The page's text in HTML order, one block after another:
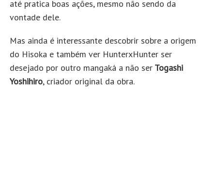
até pratica boas ações, mesmo não sendo da
vontade dele.
Mas ainda é interessante descobrir sobre a origem
do Hisoka e também ver HunterxHunter ser
desejado por outro mangaká a não ser Togashi
Yoshihiro, criador original da obra.